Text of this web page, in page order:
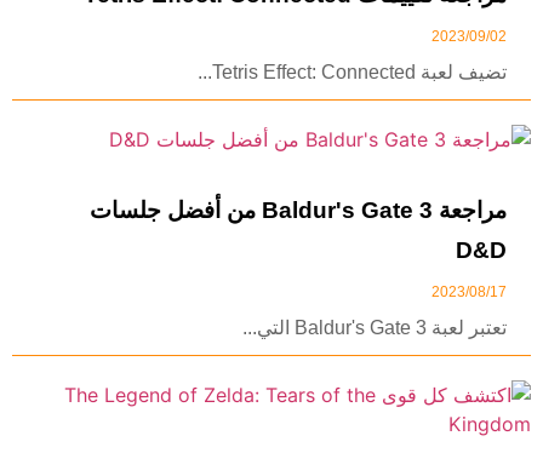
2023/09/02
تضيف لعبة Tetris Effect: Connected...
مراجعة Baldur's Gate 3 من أفضل جلسات
D&D
2023/08/17
تعتبر لعبة Baldur's Gate 3 التي...